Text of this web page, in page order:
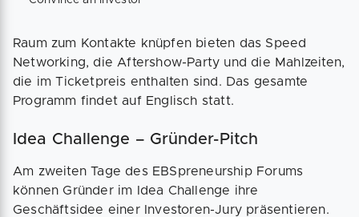
Raum zum Kontakte knüpfen bieten das Speed
Networking, die Aftershow-Party und die Mahlzeiten,
die im Ticketpreis enthalten sind. Das gesamte
Programm findet auf Englisch statt.
Idea Challenge – Gründer-Pitch
Am zweiten Tage des EBSpreneurship Forums
können Gründer im Idea Challenge ihre
Geschäftsidee einer Investoren-Jury präsentieren.